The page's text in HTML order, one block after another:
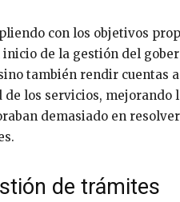
con los objetivos
de la gestión del
también rendir cuentas
los servicios, mejorando
demasiado en
de trámites